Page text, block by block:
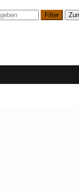
Filter